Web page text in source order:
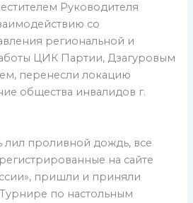
Руководителя
со
региональной и
ЦИК Партии, Дзагуровым
перенесли локацию
общества инвалидов г.
лил проливной дождь, все
на сайте
пришли и приняли
по настольным